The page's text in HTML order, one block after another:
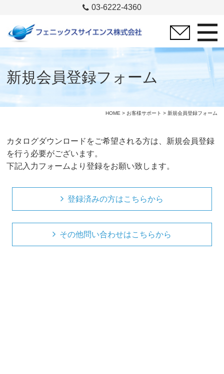
03-6222-4360
新規会員登録フォーム
HOME > お客様サポート > 新規会員登録フォーム
カタログダウンロードをご希望される方は、新規会員登録
を行う必要がございます。
下記入力フォームより登録をお願い致します。
登録済みの方はこちらから
その他問い合わせはこちらから